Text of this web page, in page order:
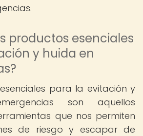
productos esenciales
y huida en
para la evitación y
son aquellos
que nos permiten
de riesgo y escapar de